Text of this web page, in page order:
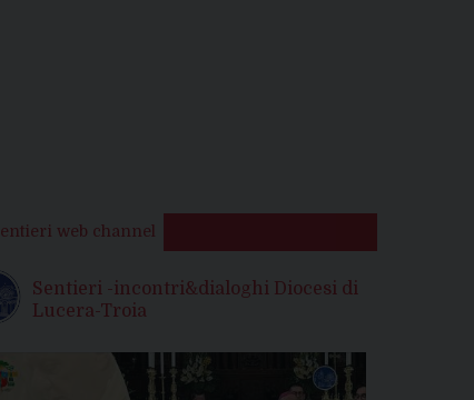
web channel
Sentieri -incontri&dialoghi Diocesi di
Lucera-Troia